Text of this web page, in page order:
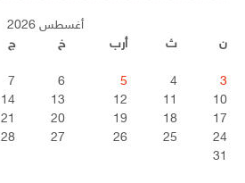
أغسطس 2026
ن
ث أرب خ ج
3
4
5
6
7
10
11
12
13
14
17
18
19
20
21
24
25
26
27
28
31